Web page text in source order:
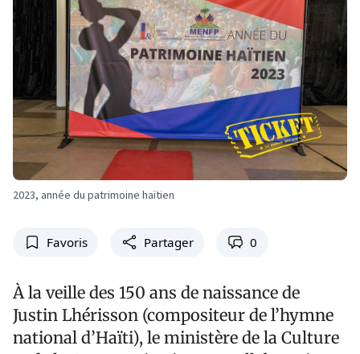
2023, année du patrimoine haïtien
Favoris Partager 0
À la veille des 150 ans de naissance de
Justin Lhérisson (compositeur de l’hymne
national d’Haïti), le ministère de la Culture